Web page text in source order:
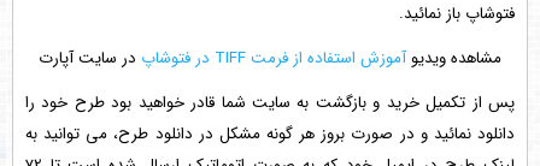
فتوشاپ باز نمائید.
مشاهده ویدیوآموزش استفاده از فرمت TIFF در فتوشاپ
در سایت آپارت
پس از تکمیل خرید و بازگشت به سایت شما قادر خواهید بود طرح خود را
دانلود نمائید و در صورت بروز هر گونه مشکل در دانلود طرح، می توانید به